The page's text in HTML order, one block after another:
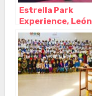
Estrella Park
Experience, León
– Castilla y León